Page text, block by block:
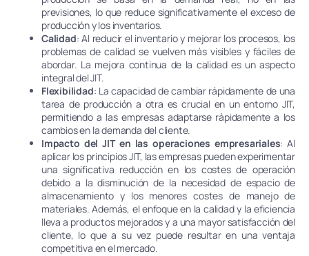
previsiones, lo que reduce significativamente el exceso de
producción y los inventarios.
Calidad: Al reducir el inventario y mejorar los procesos, los
problemas de calidad se vuelven más visibles y fáciles de
abordar. La mejora continua de la calidad es un aspecto
integral del JIT.
Flexibilidad: La capacidad de cambiar rápidamente de una
tarea de producción a otra es crucial en un entorno JIT,
permitiendo a las empresas adaptarse rápidamente a los
cambios en la demanda del cliente.
Impacto del JIT en las operaciones empresariales: Al
aplicar los principios JIT, las empresas pueden experimentar
una significativa reducción en los costes de operación
debido a la disminución de la necesidad de espacio de
almacenamiento y los menores costes de manejo de
materiales. Además, el enfoque en la calidad y la eficiencia
lleva a productos mejorados y a una mayor satisfacción del
cliente, lo que a su vez puede resultar en una ventaja
competitiva en el mercado.